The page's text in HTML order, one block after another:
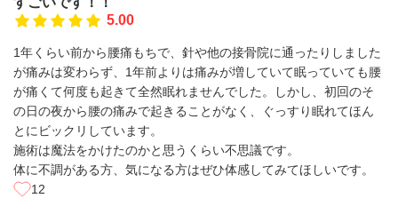
5.00
1年くらい前から腰痛もちで、針や他の接骨院に通ったりしました
が痛みは変わらず、1年前よりは痛みが増していて眠っていても腰
が痛くて何度も起きて全然眠れませんでした。しかし、初回のそ
の日の夜から腰の痛みで起きることがなく、ぐっすり眠れてほん
とにビックリしています。
施術は魔法をかけたのかと思うくらい不思議です。
体に不調がある方、気になる方はぜひ体感してみてほしいです。
12